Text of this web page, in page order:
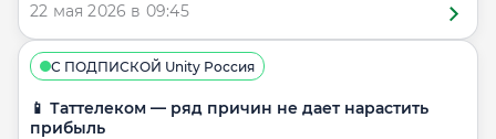
22 мая 2026 в 09:45
С ПОДПИСКОЙ Unity Россия
📱 Таттелеком — ряд причин не дает нарастить
прибыль